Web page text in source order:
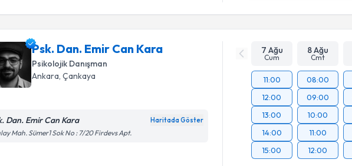
Psk. Dan. Emir Can Kara
Psikolojik Danışman
Ankara , Çankaya
Dan. Emir Can Kara Haritada Göster
Mah. Sümer1 Sok No : 7/20 Firdevs Apt.
7 Ağu
Cum
8 Ağu
Cmt
11:00
12:00
13:00
14:00
15:00
08:00
09:00
10:00
11:00
12:00